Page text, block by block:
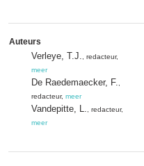
Auteurs
Verleye, T.J. , redacteur,
meer
De Raedemaecker, F.
redacteur, meer
Vandepitte, L. , redacteur,
meer